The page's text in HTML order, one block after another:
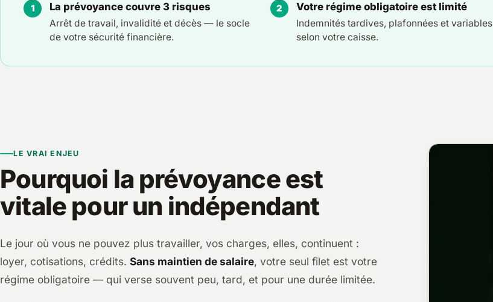
La prévoyance couvre 3 risques
Arrêt de travail, invalidité et décès — le socle
de votre sécurité financière.
Votre régime obligatoire est limité
Indemnités tardives, plafonnées et variables
selon votre caisse.
LE VRAI ENJEU
Pourquoi la prévoyance est
vitale pour un indépendant
Le jour où vous ne pouvez plus travailler, vos charges, elles, continuent :
loyer, cotisations, crédits. Sans maintien de salaire, votre seul filet est votre
régime obligatoire — qui verse souvent peu, tard, et pour une durée limitée.